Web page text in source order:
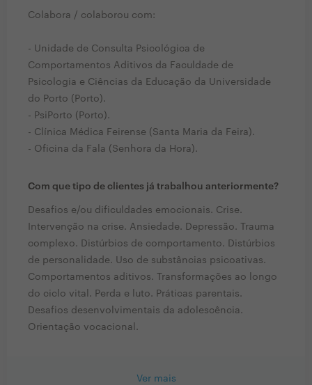
Colabora / colaborou com:
- Unidade de Consulta Psicológica de
Comportamentos Aditivos da Faculdade de
Psicologia e Ciências da Educação da Universidade
do Porto (Porto).
- PsiPorto (Porto).
- Clínica Médica Feirense (Santa Maria da Feira).
- Oficina da Fala (Senhora da Hora).
Com que tipo de clientes já trabalhou anteriormente?
Desafios e/ou dificuldades emocionais. Crise.
Intervenção na crise. Ansiedade. Depressão. Trauma
complexo. Distúrbios de comportamento. Distúrbios
de personalidade. Uso de substâncias psicoativas.
Comportamentos aditivos. Transformações ao longo
do ciclo vital. Perda e luto. Práticas parentais.
Desafios desenvolvimentais da adolescência.
Orientação vocacional.
Ver mais